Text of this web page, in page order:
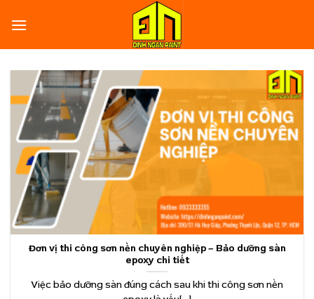
Đơn vị thi công sơn nền chuyên nghiệp – Bảo dưỡng sàn
epoxy chi tiết
Việc bảo dưỡng sàn đúng cách sau khi thi công sơn nền